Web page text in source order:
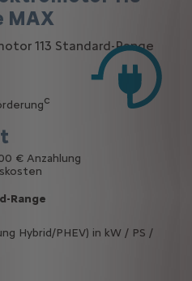
MAX
c
€ Anzahlung
Range
Hybrid/PHEV) in kW / PS /